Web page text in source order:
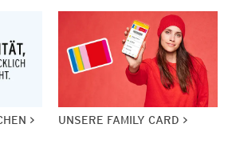
UNSERE FAMILY CARD